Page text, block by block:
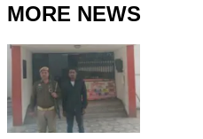
MORE NEWS